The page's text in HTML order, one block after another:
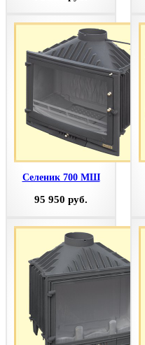
Селеник 700 МШ
95 950 руб.